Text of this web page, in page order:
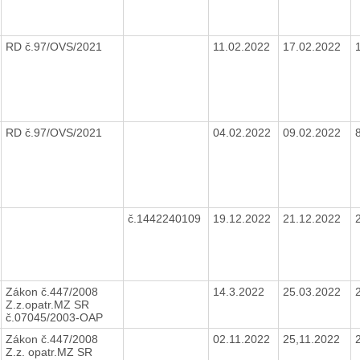
RD č.97/OVS/2021 11.02.2022 17.02.2022
RD č.97/OVS/2021 04.02.2022 09.02.2022
č.1442240109 19.12.2022 21.12.2022
Zákon č.447/2008
Z.z.opatr.MZ SR
č.07045/2003-OAP
14.3.2022 25.03.2022
Zákon č.447/2008
Z.z. opatr.MZ SR
02.11.2022 25,11.2022